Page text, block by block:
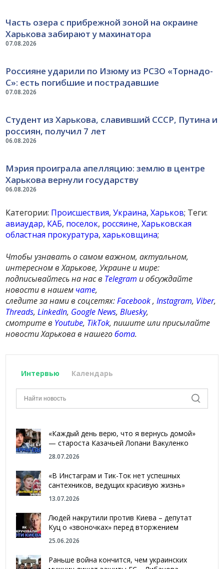
07.08.2026
Часть озера с прибрежной зоной на окраине
Харькова забирают у махинатора
07.08.2026
Россияне ударили по Изюму из РСЗО «Торнадо-
С»: есть погибшие и пострадавшие
06.08.2026
Студент из Харькова, славивший СССР, Путина и
россиян, получил 7 лет
06.08.2026
Мэрия проиграла апелляцию: землю в центре
Харькова вернули государству
Категории: Происшествия,Украина,Харьков; Теги:
авиаудар, КАБ, поселок, россяине,Харьковская
областная прокуратура,харьковщина;
Чтобы узнавать о самом важном, актуальном,
интересном в Харькове, Украине и мире:
подписывайтесь на нас в Telegram и обсуждайте
новости в нашем чате,
следите за нами в соцсетях:Facebook,Instagram, Viber,
Threads,LinkedIn, Google News,Bluesky,
смотрите в Youtube, TikTok, пишите или присылайте
новости Харькова в нашегобота.
Интервью Календарь
«Каждый день верю, что я вернусь домой»
— староста Казачьей Лопани Вакуленко
28.07.2026
«В Инстаграм и Тик-Ток нет успешных
сантехников, ведущих красивую жизнь»
13.07.2026
Людей накрутили против Киева – депутат
Куц о «звоночках» перед вторжением
25.06.2026
Раньше война кончится, чем украинских